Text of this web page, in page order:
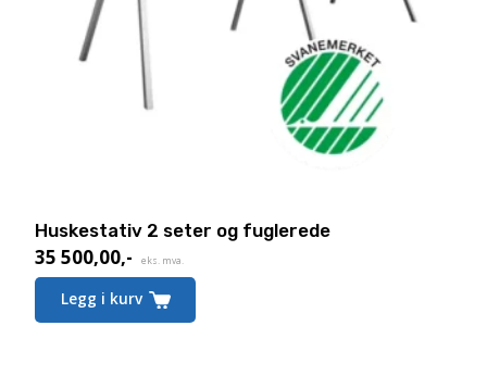
Huskestativ 2 seter og fuglerede
35 500,00,- eks. mva.
Legg i kurv